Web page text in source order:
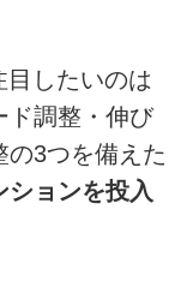
したいのは
ド調整・伸び
3つを備えた
ションを投入